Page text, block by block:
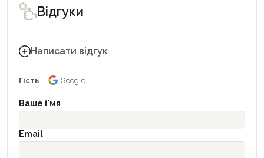
Відгуки
Написати відгук
Гість Google
Ваше і'мя
Email